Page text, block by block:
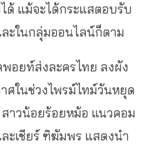
ด้ แม้จะได้กระแสตอบรับ
ะในกลุ่มออนไลน์ก็ตาม
พอยท์ส่งละครไทย ลงผัง
ศในช่วงไพรม์ไทม์วันหยุด
สาวน้อยร้อยหม้อ แนวคอม
ะเชียร์ ฑิฆัมพร แสดงนำ